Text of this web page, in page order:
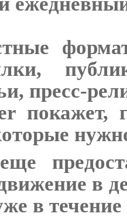
пресс-
покажет,
в
в